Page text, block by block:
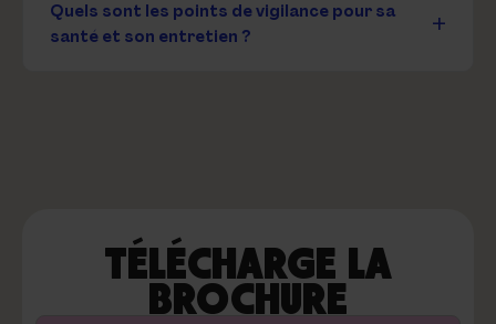
Quels sont les points de vigilance pour sa
santé et son entretien ?
TÉLÉCHARGE LA
BROCHURE